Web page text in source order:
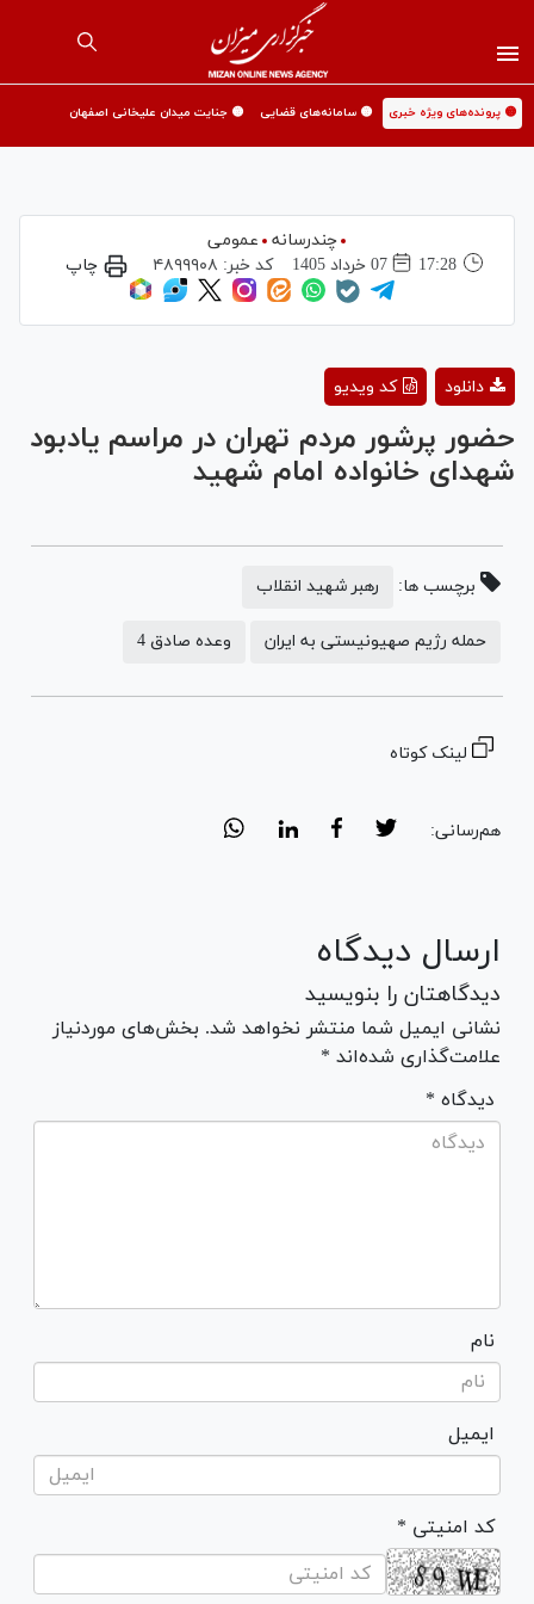
🟡 پرونده‌های ویژه خبری 🟡 سامانه‌های قضایی 🟡 جنایت میدان علیخانی اصفهان
چندرسانه
عمومی
17:28
07 خرداد 1405 کد خبر: ۴۸۹۹۹۰۸ چاپ
Video
کد ویدیو دانلود
حضور پرشور مردم تهران در مراسم یادبود
شهدای خانواده امام شهید
برچسب ها: رهبر شهید انقلاب
حمله رژیم صهیونیستی به ایران وعده صادق 4
لینک کوتاه
هم‌رسانی:
ارسال دیدگاه
دیدگاهتان را بنویسید
نشانی ایمیل شما منتشر نخواهد شد. بخش‌های موردنیاز
علامت‌گذاری شده‌اند *
* دیدگاه
نام
ایمیل
* کد امنیتی